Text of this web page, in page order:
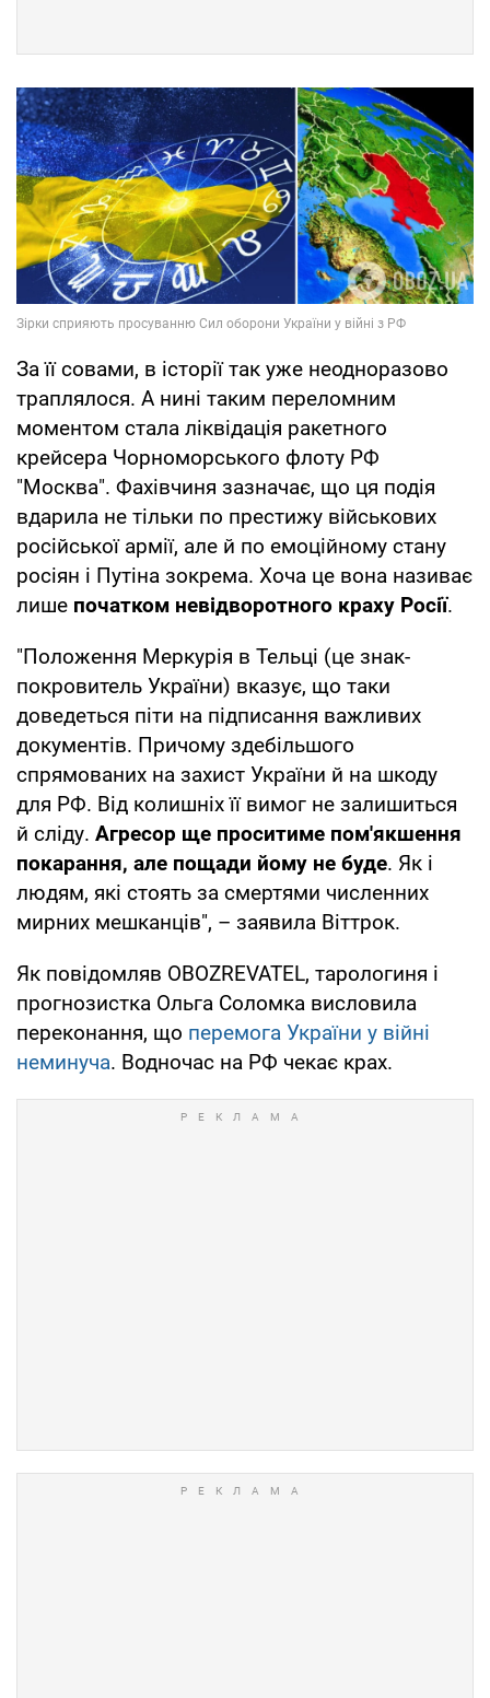
За її совами, в історії так уже неодноразово
траплялося. А нині таким переломним
моментом стала ліквідація ракетного
крейсера Чорноморського флоту РФ
"Москва". Фахівчиня зазначає, що ця подія
вдарила не тільки по престижу військових
російської армії, але й по емоційному стану
росіян і Путіна зокрема. Хоча це вона називає
лише початком невідворотного краху Росії.
"Положення Меркурія в Тельці (це знак-
покровитель України) вказує, що таки
доведеться піти на підписання важливих
документів. Причому здебільшого
спрямованих на захист України й на шкоду
для РФ. Від колишніх її вимог не залишиться
й сліду. Агресор ще проситиме пом'якшення
покарання, але пощади йому не буде. Як і
людям, які стоять за смертями численних
мирних мешканців", – заявила Віттрок.
Як повідомляв OBOZREVATEL, тарологиня і
прогнозистка Ольга Соломка висловила
переконання, що перемога України у війні
неминуча. Водночас на РФ чекає крах.